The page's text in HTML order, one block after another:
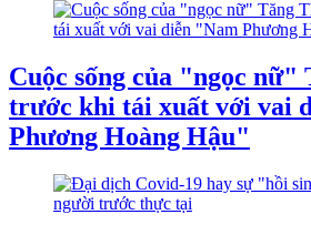
Cuộc sống của "ngọc nữ"
trước khi tái xuất với vai
Phương Hoàng Hậu"